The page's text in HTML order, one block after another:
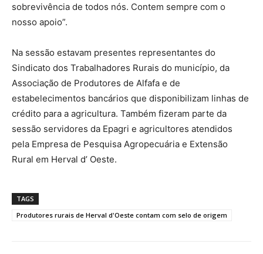
sobrevivência de todos nós. Contem sempre com o
nosso apoio”.
Na sessão estavam presentes representantes do
Sindicato dos Trabalhadores Rurais do município, da
Associação de Produtores de Alfafa e de
estabelecimentos bancários que disponibilizam linhas de
crédito para a agricultura. Também fizeram parte da
sessão servidores da Epagri e agricultores atendidos
pela Empresa de Pesquisa Agropecuária e Extensão
Rural em Herval d’ Oeste.
TAGS
Produtores rurais de Herval d'Oeste contam com selo de origem